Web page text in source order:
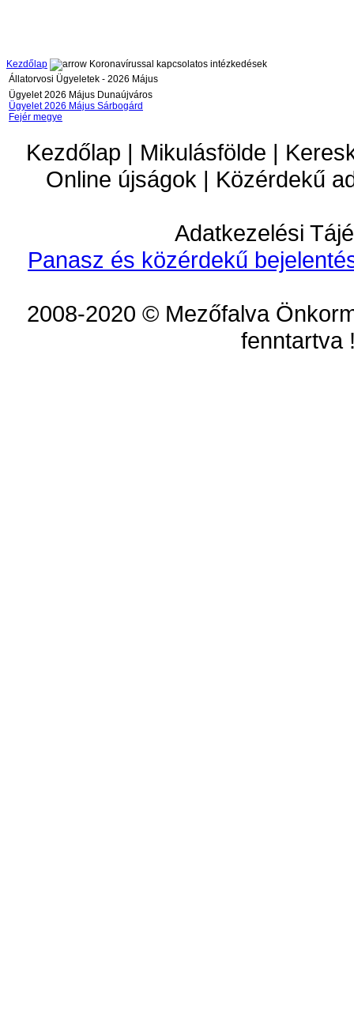
Kezdőlap
Koronavírussal kapcsolatos intézkedések
Állatorvosi Ügyeletek - 2026 Május
Ügyelet 2026 Május Dunaújváros
Ügyelet 2026 Május Sárbogárd
Fejér megye
Kezdőlap | Mikulásfölde |
Online újságok | Közérdekű
Adatkezelési
Panasz és közérdekű
2008-2020 © Mezőfalva
fenntartva